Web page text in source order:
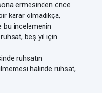
ermesinden önce
karar olmadıkça,
bu incelemenin
beş yıl için
ruhsatın
halinde ruhsat,